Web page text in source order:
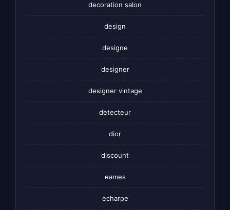
decoration salon
design
designe
designer
designer vintage
detecteur
dior
discount
eames
echarpe